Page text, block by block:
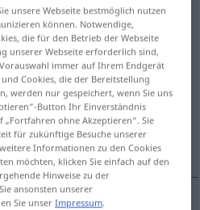
anklicken/antippen)
Ringgraben
unsere Webseite bestmöglich nutzen
können. Notwendige,
die für den Betrieb der Webseite
unserer Webseite erforderlich sind,
immer auf Ihrem Endgerät
Cookies, die der Bereitstellung
werden nur gespeichert, wenn Sie uns
Button Ihr Einverständnis
„Fortfahren ohne Akzeptieren“. Sie
für zukünftige Besuche unserer
Informationen zu den Cookies
möchten, klicken Sie einfach auf den
Hinweise zu der
ansonsten unserer
Sie unserImpressum.